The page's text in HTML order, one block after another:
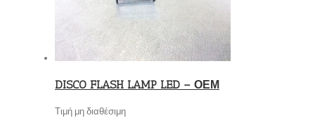
DISCO FLASH LAMP LED – ΟΕΜ
Τιμή μη διαθέσιμη